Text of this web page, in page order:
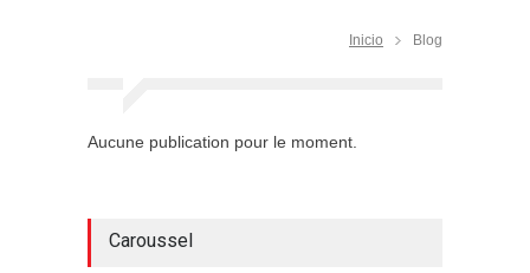
Inicio Blog
Aucune publication pour le moment.
Caroussel